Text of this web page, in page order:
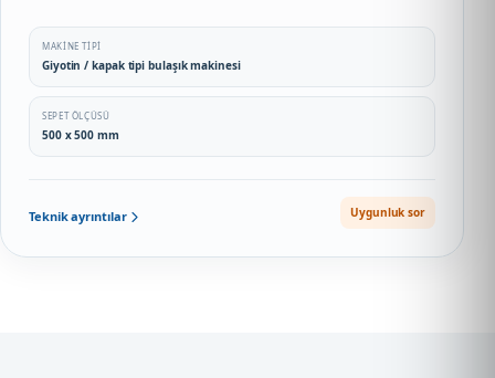
MAKINE TIPI
Giyotin / kapak tipi bulaşık makinesi
SEPET ÖLÇÜSÜ
500 x 500 mm
Teknik ayrıntılar Uygunluk sor